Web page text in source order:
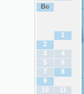
Вс
1
2
3
4
5
6
7
8
9
10
11